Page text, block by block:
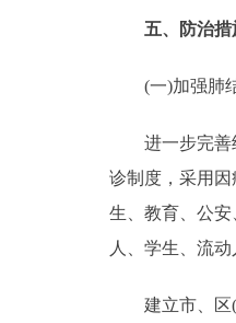
五、防治措
(一)加强肺结
进一步完善结
诊制度，采用
生、教育、公
人、学生、流
建立市、区(